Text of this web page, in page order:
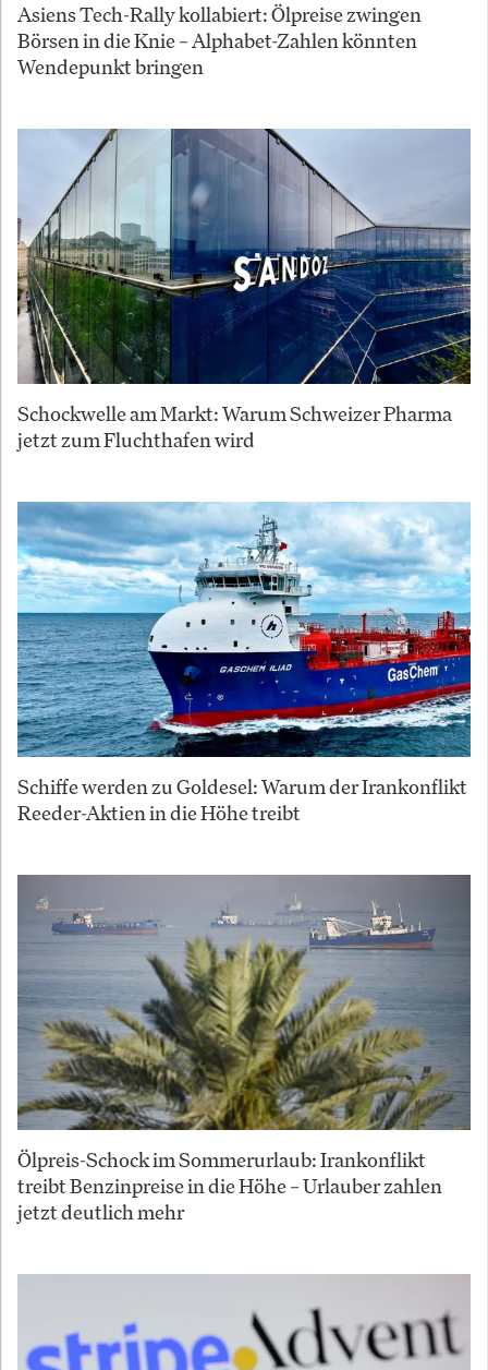
Asiens Tech-Rally kollabiert: Ölpreise zwingen
Börsen in die Knie – Alphabet-Zahlen könnten
Wendepunkt bringen
Schockwelle am Markt: Warum Schweizer Pharma
jetzt zum Fluchthafen wird
Schiffe werden zu Goldesel: Warum der Irankonflikt
Reeder-Aktien in die Höhe treibt
Ölpreis-Schock im Sommerurlaub: Irankonflikt
treibt Benzinpreise in die Höhe – Urlauber zahlen
jetzt deutlich mehr